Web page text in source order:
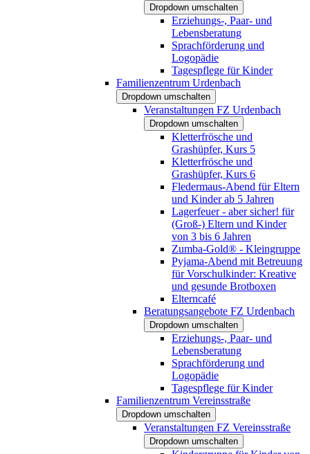
Dropdown umschalten
Erziehungs-, Paar- und
Lebensberatung
Sprachförderung und
Logopädie
Tagespflege für Kinder
Familienzentrum Urdenbach
Dropdown umschalten
Veranstaltungen FZ Urdenbach
Dropdown umschalten
Kletterfrösche und
Grashüpfer, Kurs 5
Kletterfrösche und
Grashüpfer, Kurs 6
Fledermaus-Abend für Eltern
und Kinder ab 5 Jahren
Lagerfeuer - aber sicher! für
(Groß-) Eltern und Kinder
von 3 bis 6 Jahren
Zumba-Gold® - Kleingruppe
Pyjama-Abend mit Betreuung
für Vorschulkinder: Kreative
und gesunde Brotboxen
Elterncafé
Beratungsangebote FZ Urdenbach
Dropdown umschalten
Erziehungs-, Paar- und
Lebensberatung
Sprachförderung und
Logopädie
Tagespflege für Kinder
Familienzentrum Vereinsstraße
Dropdown umschalten
Veranstaltungen FZ Vereinsstraße
Dropdown umschalten